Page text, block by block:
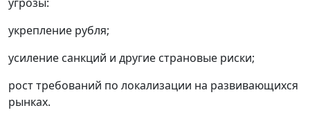
угрозы:
укрепление рубля;
усиление санкций и другие страновые риски;
рост требований по локализации на развивающихся
рынках.